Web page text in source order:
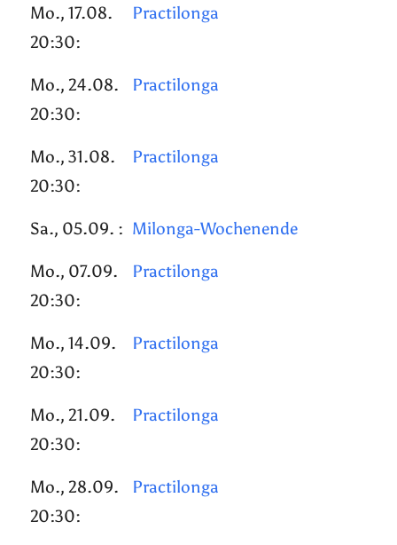
Mo., 17.08.
20:30:
Practilonga
Mo., 24.08.
20:30:
Practilonga
Mo., 31.08.
20:30:
Practilonga
Sa., 05.09. : Milonga-Wochenende
Mo., 07.09.
20:30:
Practilonga
Mo., 14.09.
20:30:
Practilonga
Mo., 21.09.
20:30:
Practilonga
Mo., 28.09.
20:30:
Practilonga